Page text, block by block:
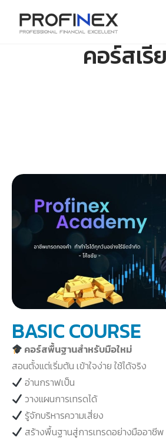
คอร์สเรี
BASIC COURSE
คอร์สพื้นฐานสำหรับมือใหม่
สอนตั้งแต่เริ่มต้น เข้าใจง่าย ใช้ได้จริง
อ่านกราฟเป็น
วางแผนการเทรดได้
รู้จักบริหารความเสี่ยง
สร้างพื้นฐานสู่การเทรดอย่างมืออาชีพ